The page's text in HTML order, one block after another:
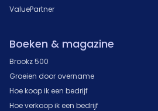
ValuePartner
Boeken & magazine
Brookz 500
Groeien door overname
Hoe koop ik een bedrijf
Hoe verkoop ik een bedrijf